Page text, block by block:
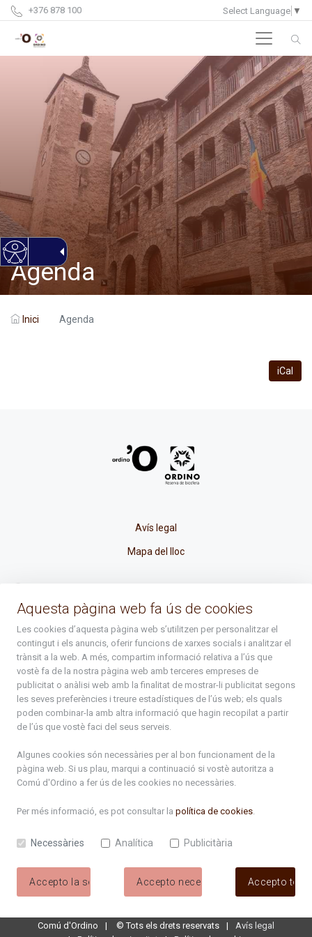
+376 878 100 Select Language ▼
Agenda
Inici Agenda
iCal
Avís legal
Mapa del lloc
atenciociutadana@ordino.ad
+376 878 100
De Dl. a Dv. : de 8 a 16h (els divendres a partir de l'1 de juny
fins al divendres de la setmana de Meritxell : de 8 a 14h)
Subscriu-te
Aquesta pàgina web fa ús de cookies
Les cookies d’aquesta pàgina web s’utilitzen per personalitzar el
contingut i els anuncis, oferir funcions de xarxes socials i analitzar el
trànsit a la web. A més, compartim informació relativa a l’ús que
vostè fa de la nostra pàgina web amb terceres empreses de
publicitat o anàlisi web amb la finalitat de mostrar-li publicitat segons
les seves preferències i treure estadístiques de l’ús web; els quals
poden combinar-la amb altra informació que hagin recopilat a partir
de l’ús que vostè faci del seus serveis.
Algunes cookies són necessàries per al bon funcionament de la
pàgina web. Si us plau, marqui a continuació si vostè autoritza a
Comú d'Ordino a fer ús de les cookies no necessàries.
Per més informació, es pot consultar la política de cookies.
Necessàries Analítica Publicitària
Accepto la selecció Accepto necessàries Accepto
Comú d'Ordino ©Tots els drets reservats
Avís legal